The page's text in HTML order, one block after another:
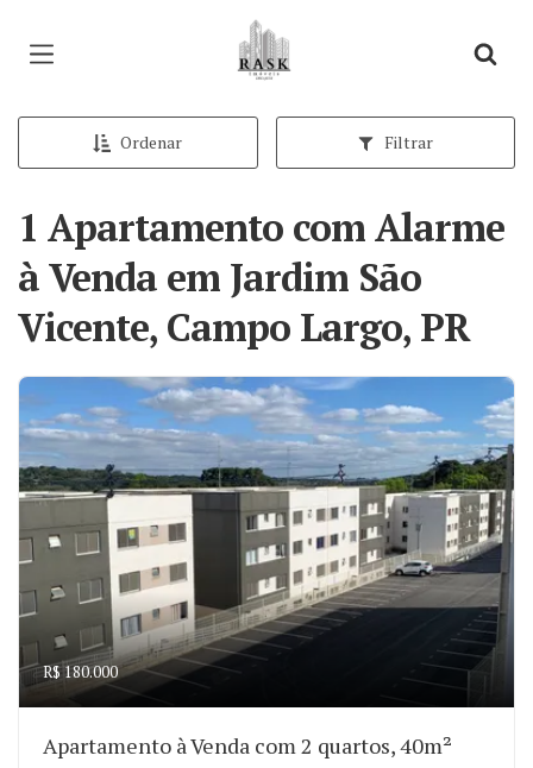
Página inicial
Ordenar Filtrar
1 Apartamento com Alarme
à Venda em Jardim São
Vicente, Campo Largo, PR
R$ 180.000
Apartamento à Venda com 2 quartos, 40m²